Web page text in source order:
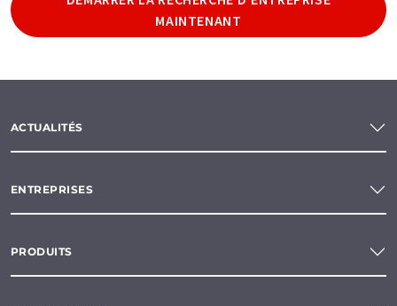
MAINTENANT
ACTUALITÉS
ENTREPRISES
PRODUITS